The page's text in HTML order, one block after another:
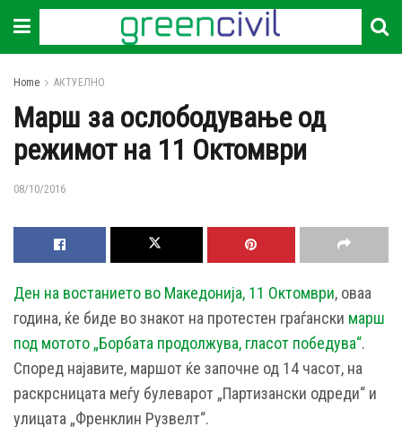
Home АКТУЕЛНО
Марш за ослободување од
режимот на 11 Октомври
08/10/2016
Ден на востанието во Македонија, 11 Октомври, оваа
година, ќе биде во знакот на протестен граѓански марш
под мотото „Борбата продолжува, гласот победува“.
Според најавите, маршот ќе започне од 14 часот, на
раскрсницата меѓу булеварот „Партизански одреди“ и
улицата „Френклин Рузвелт“.